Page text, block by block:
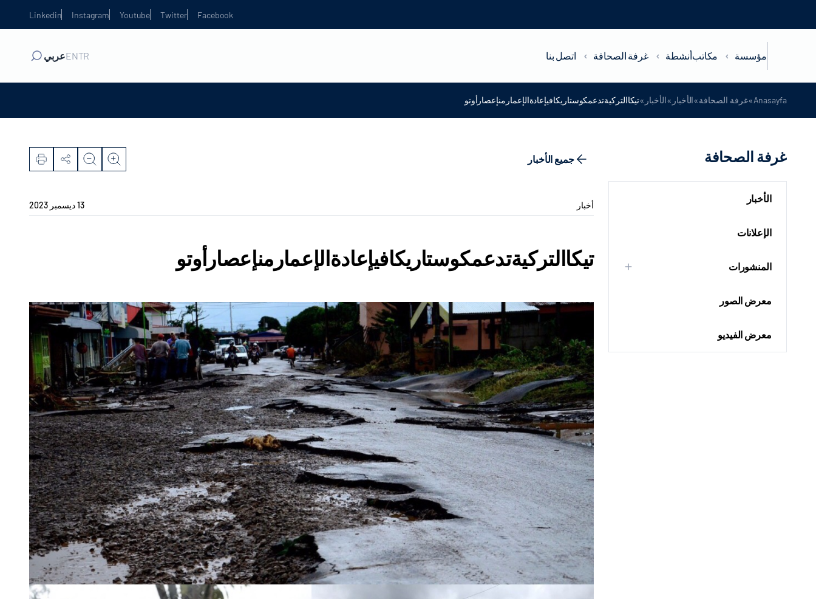
Facebook
Twitter
Youtube
Instagram
Linkedin
مؤسسة مكاتبأنشطة غرفة الصحافة اتصل بنا TR
ENعربي
Anasayfa
»غرفة الصحافة»الأخبار »الأخبار »تيكاالتركيةتدعمكوستاريكافيإعادةالإعمارمنإعصارأوتو
غرفة الصحافة
الأخبار
الإعلانات
المنشورات
معرض الصور
معرض الفيديو
جميع الأخبار
أخبار 13 ديسمبر 2023
تيكاالتركيةتدعمكوستاريكافيإعادةالإعمارمنإعصارأوتو